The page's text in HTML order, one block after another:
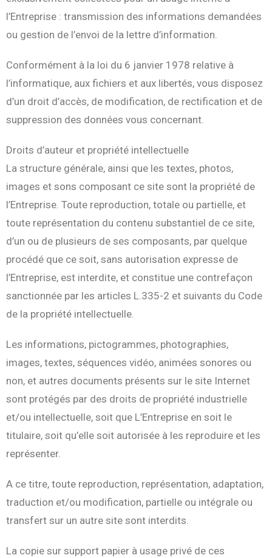
l’Entreprise : transmission des informations demandées
ou gestion de l’envoi de la lettre d’information.
Conformément à la loi du 6 janvier 1978 relative à
l’informatique, aux fichiers et aux libertés, vous disposez
d’un droit d’accès, de modification, de rectification et de
suppression des données vous concernant.
Droits d’auteur et propriété intellectuelle
La structure générale, ainsi que les textes, photos,
images et sons composant ce site sont la propriété de
l’Entreprise. Toute reproduction, totale ou partielle, et
toute représentation du contenu substantiel de ce site,
d’un ou de plusieurs de ses composants, par quelque
procédé que ce soit, sans autorisation expresse de
l’Entreprise, est interdite, et constitue une contrefaçon
sanctionnée par les articles L.335-2 et suivants du Code
de la propriété intellectuelle.
Les informations, pictogrammes, photographies,
images, textes, séquences vidéo, animées sonores ou
non, et autres documents présents sur le site Internet
sont protégés par des droits de propriété industrielle
et/ou intellectuelle, soit que L’Entreprise en soit le
titulaire, soit qu’elle soit autorisée à les reproduire et les
représenter.
A ce titre, toute reproduction, représentation, adaptation,
traduction et/ou modification, partielle ou intégrale ou
transfert sur un autre site sont interdits.
La copie sur support papier à usage privé de ces